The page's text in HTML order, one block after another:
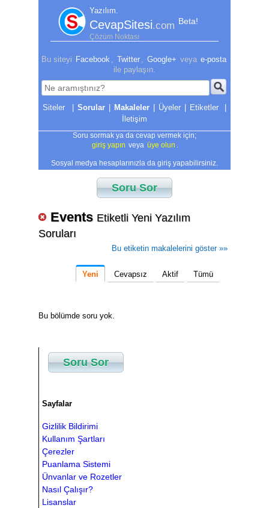
Yazılım.
CevapSitesi.com Beta!
Çözüm Noktası
Bu siteyi Facebook Twitter Google+ veya e-posta
ile paylaşın.
| Sorular | Makaleler | Üyeler | Etiketler
|
İletişim
Soru sormak ya da cevap vermek için;
giriş yapın veya üye olun
Sosyal medya hesaplarınızla da giriş yapabilirsiniz.
Soru Sor
Events Etiketli Yeni Yazılım
Soruları
Bu etiketin makalelerini göster »»
Yeni Cevapsız Aktif Tümü
Bu bölümde soru yok.
Soru Sor
Sayfalar
Gizlilik Bildirimi
Kullanım Şartları
Çerezler
Puanlama Sistemi
Ünvanlar ve Rozetler
Nasıl Çalışır?
Lisanslar